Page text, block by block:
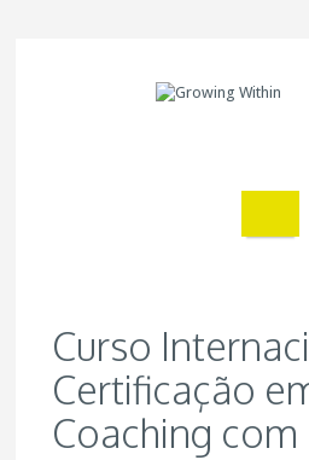
Curso
Certificação
Coaching com